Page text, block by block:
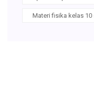
Materi fisika kelas 10